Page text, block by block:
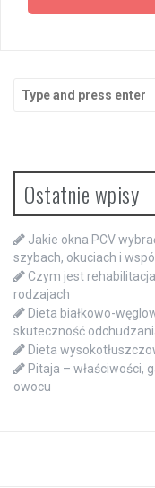
for:
Ostatnie wpisy
Jakie okna PCV
szybach, okuciach i
Czym jest
rodzajach
Dieta białkowo-
skuteczność
Dieta
Pitaja – właściwości,
owocu